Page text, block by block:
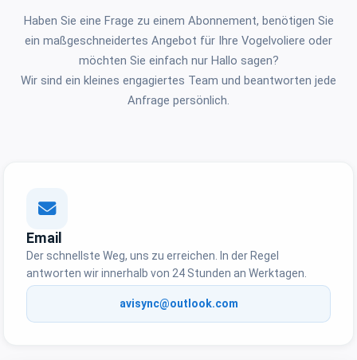
Haben Sie eine Frage zu einem Abonnement, benötigen Sie
ein maßgeschneidertes Angebot für Ihre Vogelvoliere oder
möchten Sie einfach nur Hallo sagen?
Wir sind ein kleines engagiertes Team und beantworten jede
Anfrage persönlich.
Email
Der schnellste Weg, uns zu erreichen. In der Regel
antworten wir innerhalb von 24 Stunden an Werktagen.
avisync@outlook.com